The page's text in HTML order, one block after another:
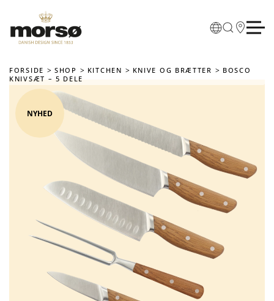
Skip to main content
FORSIDE SHOP KITCHEN KNIVE OG BRÆTTER
BOSCO
KNIVSÆT – 5 DELE
NYHED